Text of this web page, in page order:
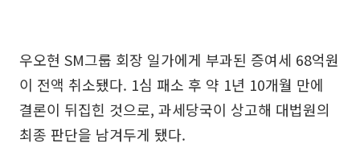
우오현 SM그룹 회장 일가에게 부과된 증여세 68억원
이 전액 취소됐다. 1심 패소 후 약 1년 10개월 만에
결론이 뒤집힌 것으로, 과세당국이 상고해 대법원의
최종 판단을 남겨두게 됐다.